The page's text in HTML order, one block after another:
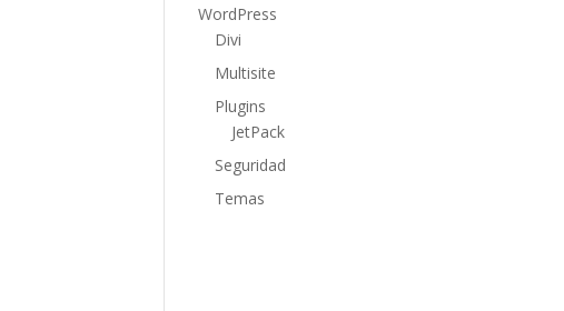
WordPress
Divi
Multisite
Plugins
JetPack
Seguridad
Temas